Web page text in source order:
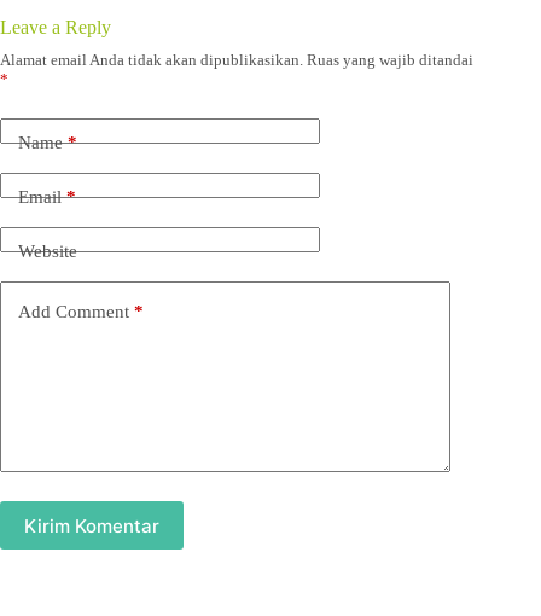
Leave a Reply
Alamat email Anda tidak akan dipublikasikan. Ruas yang wajib ditandai
*
Name*
Email*
Website
Add Comment *
Kirim Komentar